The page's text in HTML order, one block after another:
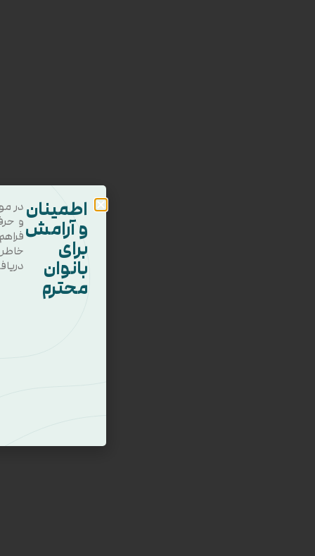
اطمینان
و آرامش
برای
بانوان
محترم
در
و